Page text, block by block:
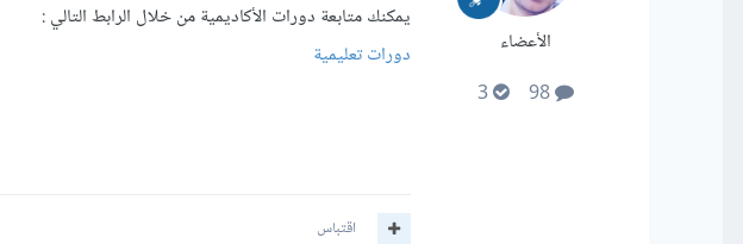
الأعضاء
98
3
يمكنك متابعة دورات الأكاديمية من خلال الرابط التالي :
دورات تعليمية
اقتباس